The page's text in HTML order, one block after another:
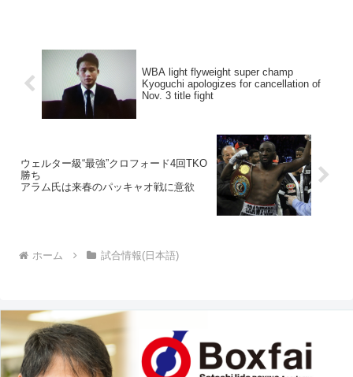
WBA light flyweight super champ
Kyoguchi apologizes for cancellation of
Nov. 3 title fight
ウェルター級“最強”クロフォード4回TKO
勝ち
アラム氏は来春のパッキャオ戦に意欲
ホーム 試合情報(日本語)